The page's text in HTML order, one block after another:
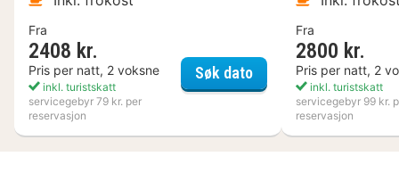
Fra
2408 kr.
Pris per natt, 2 voksne
inkl. turistskatt
servicegebyr 79 kr. per
reservasjon
Søk datoKosta Boda Art Hotel
Fra
2800 kr.
Pris per natt, 2
inkl. turistskatt
servicegebyr 99 kr.
reservasjon